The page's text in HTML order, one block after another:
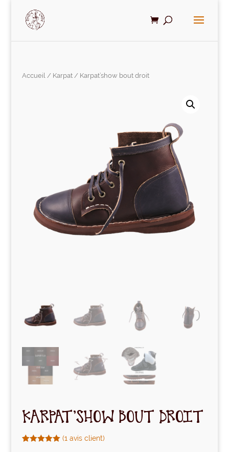
Accueil/ Karpat/ Karpat’show bout droit
KARPAT’SHOW BOUT DROIT
(1 avis client)